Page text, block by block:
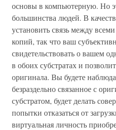
основы в компьютерную. Но
большинства людей. В
установить связь между
копий, так что ваш
свидетельствовать о вашем
в обоих субстратах и
оригинала. Вы будете
безраздельно связанное с
субстратом, будет делать
попытки отказаться от
виртуальная личность